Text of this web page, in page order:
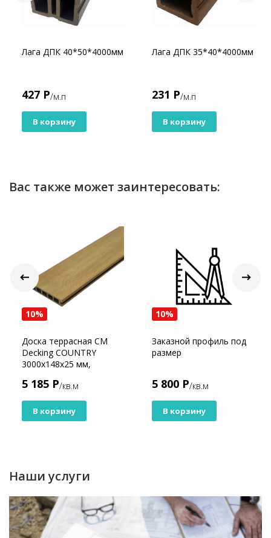
Лага ДПК 40*50*4000мм
427 Р/м.п
В корзину
Лага ДПК 35*40*4000мм
231 Р/м.п
В корзину
Вас также может заинтересовать:
10%
Доска террасная CM
Decking COUNTRY
3000x148x25 мм,
5 185 Р/кв.м
В корзину
10%
Заказной профиль под
размер
5 800 Р/кв.м
В корзину
Наши услуги